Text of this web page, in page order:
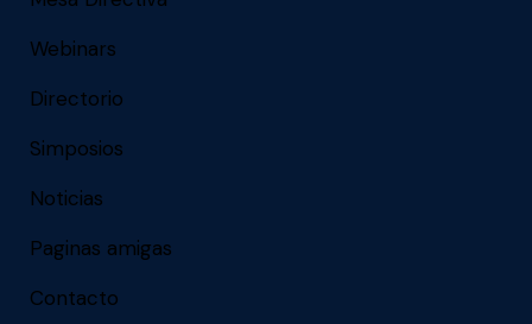
Webinars
Directorio
Simposios
Noticias
Paginas amigas
Contacto